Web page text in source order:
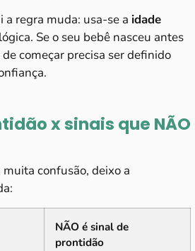
a regra muda: usa-se a idade
Se o seu bebê nasceu antes
começar precisa ser definido
x sinais que NÃO
confusão, deixo a
NÃO é sinal de
prontidão